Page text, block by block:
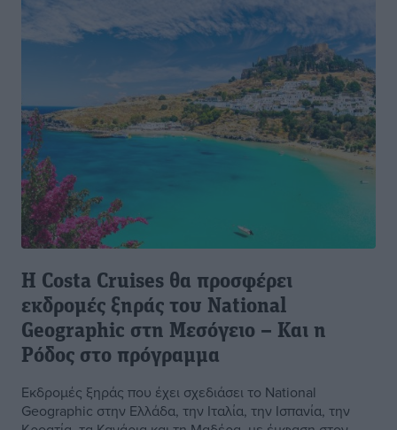
Η Costa Cruises θα προσφέρει
εκδρομές ξηράς του National
Geographic στη Μεσόγειο – Και η
Ρόδος στο πρόγραμμα
Eκδρομές ξηράς που έχει σχεδιάσει το National
Geographic στην Ελλάδα, την Ιταλία, την Ισπανία, την